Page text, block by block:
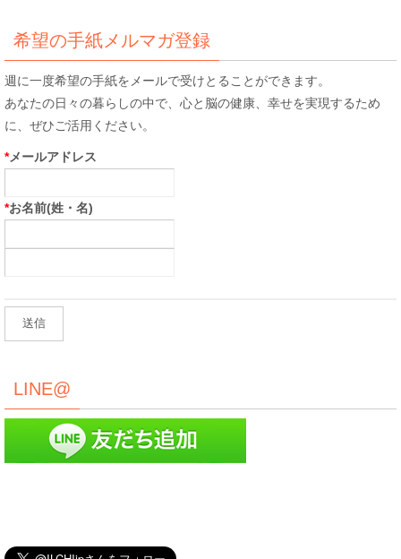
希望の手紙メルマガ登録
週に一度希望の手紙をメールで受けとることができます。
あなたの日々の暮らしの中で、心と脳の健康、幸せを実現するため
に、ぜひご活用ください。
*メールアドレス
*お名前(姓・名)
LINE@